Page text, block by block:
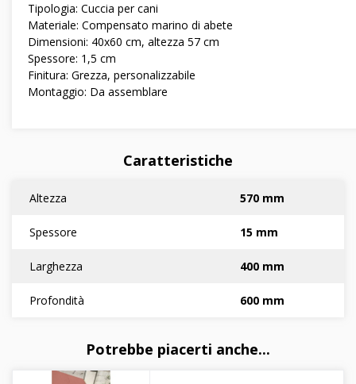
Tipologia: Cuccia per cani
Materiale: Compensato marino di abete
Dimensioni: 40x60 cm, altezza 57 cm
Spessore: 1,5 cm
Finitura: Grezza, personalizzabile
Montaggio: Da assemblare
Caratteristiche
Altezza 570 mm
Spessore 15 mm
Larghezza 400 mm
Profondità 600 mm
Potrebbe piacerti anche...